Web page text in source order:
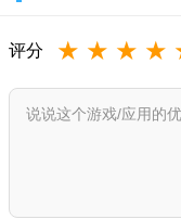
评分 ★ ★ ★ ★